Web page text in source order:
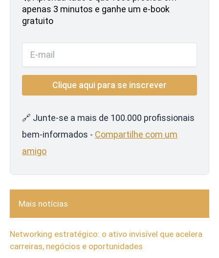
apenas 3 minutos e ganhe um e-book
gratuito
🔗 Junte-se a mais de 100.000 profissionais
bem-informados - Compartilhe com um
amigo
Mais notícias
Networking estratégico: o ativo invisível que acelera
carreiras, negócios e oportunidades